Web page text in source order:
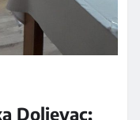
Doljevac: